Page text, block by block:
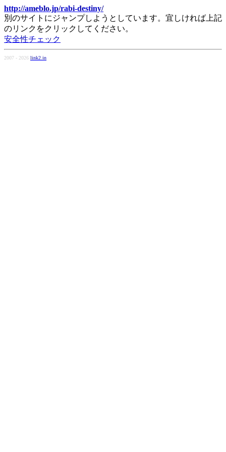
http://ameblo.jp/rabi-destiny/
別のサイトにジャンプしようとしています。宜しければ上記
のリンクをクリックしてください。
安全性チェック
2007 - 2026 link2.in